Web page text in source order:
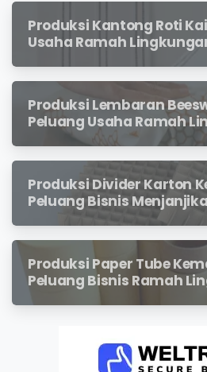
Produksi Kantong Roti
Usaha Ramah
Produksi Lembaran
Peluang Usaha Ramah
yang Menjanjikan
Produksi Divider Karton
Peluang Bisnis
Permintaan yang Terus
Produksi Paper Tube
Peluang Bisnis Ramah